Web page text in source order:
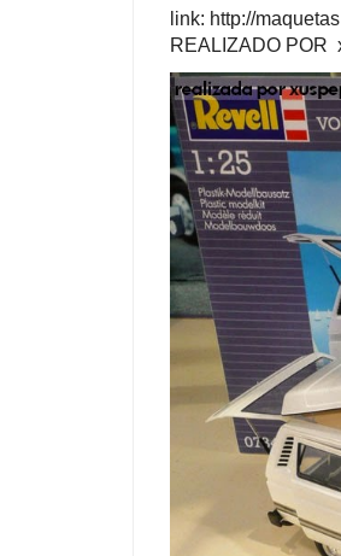
link: http://
REALIZADO POR